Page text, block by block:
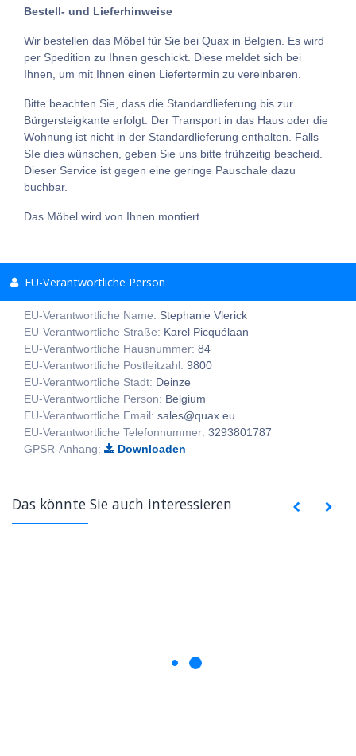
Bestell- und Lieferhinweise
Wir bestellen das Möbel für Sie bei Quax in Belgien. Es wird
per Spedition zu Ihnen geschickt. Diese meldet sich bei
Ihnen, um mit Ihnen einen Liefertermin zu vereinbaren.
Bitte beachten Sie, dass die Standardlieferung bis zur
Bürgersteigkante erfolgt. Der Transport in das Haus oder die
Wohnung ist nicht in der Standardlieferung enthalten. Falls
SIe dies wünschen, geben Sie uns bitte frühzeitig bescheid.
Dieser Service ist gegen eine geringe Pauschale dazu
buchbar.
Das Möbel wird von Ihnen montiert.
EU-Verantwortliche Person
EU-Verantwortliche Name: Stephanie Vlerick
EU-Verantwortliche Straße: Karel Picquélaan
EU-Verantwortliche Hausnummer: 84
EU-Verantwortliche Postleitzahl: 9800
EU-Verantwortliche Stadt: Deinze
EU-Verantwortliche Person: Belgium
EU-Verantwortliche Email: sales@quax.eu
EU-Verantwortliche Telefonnummer: 3293801787
GPSR-Anhang:
Downloaden
Das könnte Sie auch interessieren